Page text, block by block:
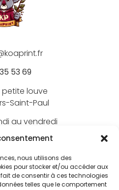
nous utilisons des
pour stocker et/ou accéder aux
de consentir à ces technologies
telles que le comportement
53 69
petite louve
Saint-Paul
au vendredi
à 18h